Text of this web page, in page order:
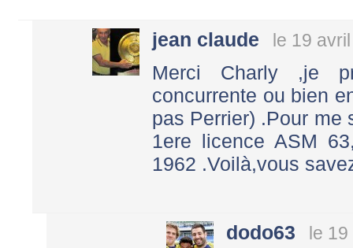
jean claude le 19
Merci Charly ,je
concurrente ou bien
pas Perrier) .Pour me
1ere licence ASM
1962 .Voilà,vous
dodo63 le 19